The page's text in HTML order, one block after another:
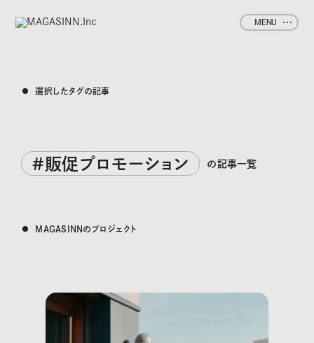
MENU
選択したタグの記事
#販促プロモーション の記事一覧
MAGASINNのプロジェクト